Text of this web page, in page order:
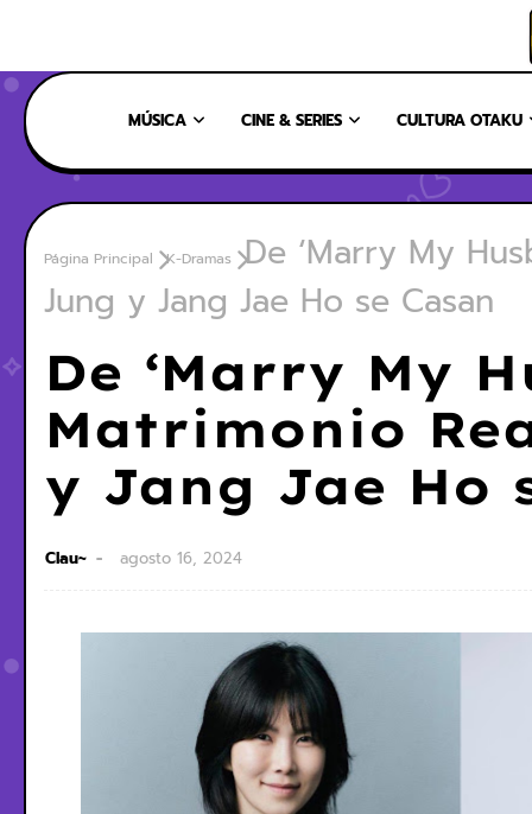
MÚSICA CINE & SERIES CULTURA OTAKU
Página Principal K-Dramas
De ‘Marry My
Jung y Jang Jae Ho se Casan
De ‘Marry My
Matrimonio
y Jang Jae Ho
Clau~ agosto 16, 2024